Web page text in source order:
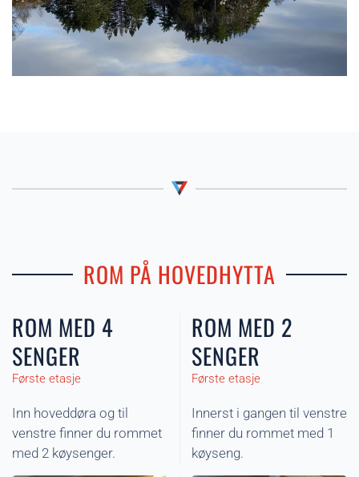
denne plassen glimrende til bruk av hengekøyer.
ROM PÅ HOVEDHYTTA
ROM MED 4
SENGER
Første etasje
Inn hoveddøra og til
venstre finner du rommet
med 2 køysenger.
ROM MED 2
SENGER
Første etasje
Innerst i gangen til venstre
finner du rommet med 1
køyseng.